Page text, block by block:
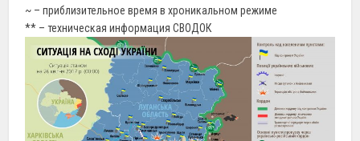
~ – приблизительное время в хроникальном режиме
** – техническая информация СВОДОК